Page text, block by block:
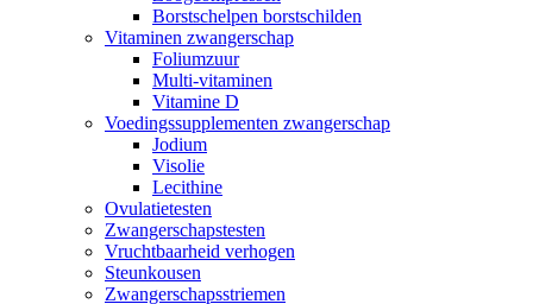
Borstschelpen borstschilden
Vitaminen zwangerschap
Foliumzuur
Multi-vitaminen
Vitamine D
Voedingssupplementen zwangerschap
Jodium
Visolie
Lecithine
Ovulatietesten
Zwangerschapstesten
Vruchtbaarheid verhogen
Steunkousen
Zwangerschapsstriemen